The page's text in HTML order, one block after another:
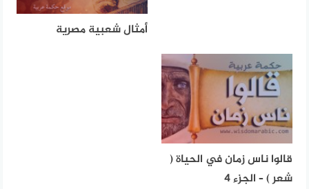
أمثال شعبية مصرية
قالوا ناس زمان في الحياة (
شعر ) – الجزء 4